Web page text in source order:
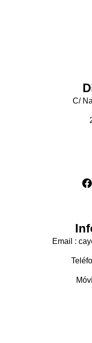
C/
Email :